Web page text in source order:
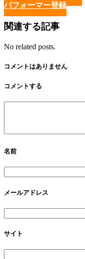
パフォーマー登録
関連する記事
No related posts.
コメントはありません
コメントする
名前
メールアドレス
サイト